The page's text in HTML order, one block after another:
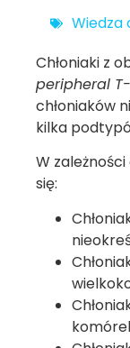
Wiedza
Chłoniaki z
peripheral
chłoniaków
kilka
W
się: